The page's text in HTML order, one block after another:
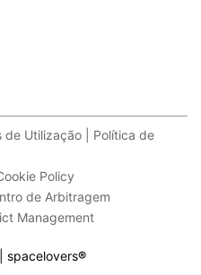
de Utilização | Política de
Policy
de Arbitragem
Management
spacelovers®